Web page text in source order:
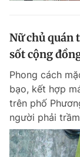
Nữ chủ quán
sốt cộng
Phong cách
bạo, kết hợp
trên phố
người phải